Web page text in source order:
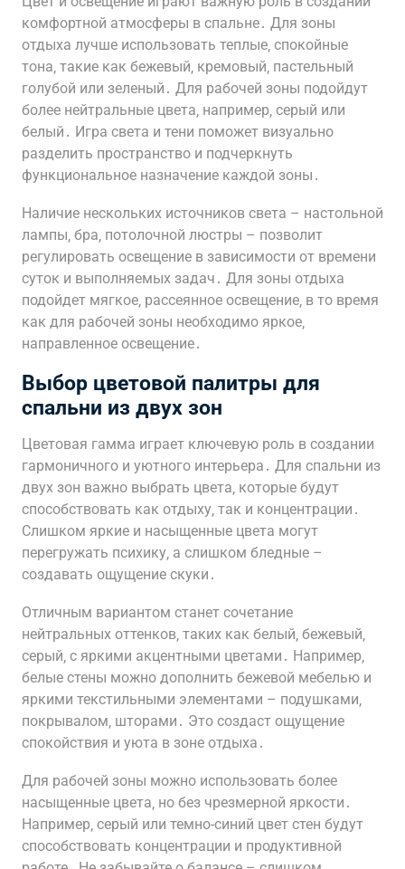
комфортной атмосферы в спальне․ Для зоны
отдыха лучше использовать теплые‚ спокойные
тона‚ такие как бежевый‚ кремовый‚ пастельный
голубой или зеленый․ Для рабочей зоны подойдут
более нейтральные цвета‚ например‚ серый или
белый․ Игра света и тени поможет визуально
разделить пространство и подчеркнуть
функциональное назначение каждой зоны․
Наличие нескольких источников света – настольной
лампы‚ бра‚ потолочной люстры – позволит
регулировать освещение в зависимости от времени
суток и выполняемых задач․ Для зоны отдыха
подойдет мягкое‚ рассеянное освещение‚ в то время
как для рабочей зоны необходимо яркое‚
направленное освещение․
Выбор цветовой палитры для
спальни из двух зон
Цветовая гамма играет ключевую роль в создании
гармоничного и уютного интерьера․ Для спальни из
двух зон важно выбрать цвета‚ которые будут
способствовать как отдыху‚ так и концентрации․
Слишком яркие и насыщенные цвета могут
перегружать психику‚ а слишком бледные –
создавать ощущение скуки․
Отличным вариантом станет сочетание
нейтральных оттенков‚ таких как белый‚ бежевый‚
серый‚ с яркими акцентными цветами․ Например‚
белые стены можно дополнить бежевой мебелью и
яркими текстильными элементами – подушками‚
покрывалом‚ шторами․ Это создаст ощущение
спокойствия и уюта в зоне отдыха․
Для рабочей зоны можно использовать более
насыщенные цвета‚ но без чрезмерной яркости․
Например‚ серый или темно-синий цвет стен будут
способствовать концентрации и продуктивной